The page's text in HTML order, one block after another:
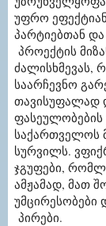
უფრო
პარტიებთან
პროექტის
ძალისხმევას,
საარჩევნო
თავისუფალად
ფასეულობების
საქართველოს
სურვილს.
ჯგუფები,
ამჟამად, მათ
პირები.